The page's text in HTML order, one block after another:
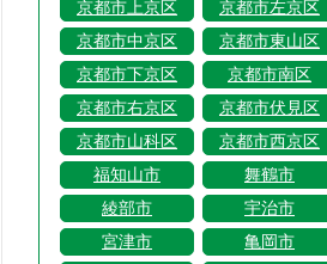
京都市上京区
京都市左京区
京都市中京区
京都市東山区
京都市下京区
京都市南区
京都市右京区
京都市伏見区
京都市山科区
京都市西京区
福知山市
舞鶴市
綾部市
宇治市
宮津市
亀岡市